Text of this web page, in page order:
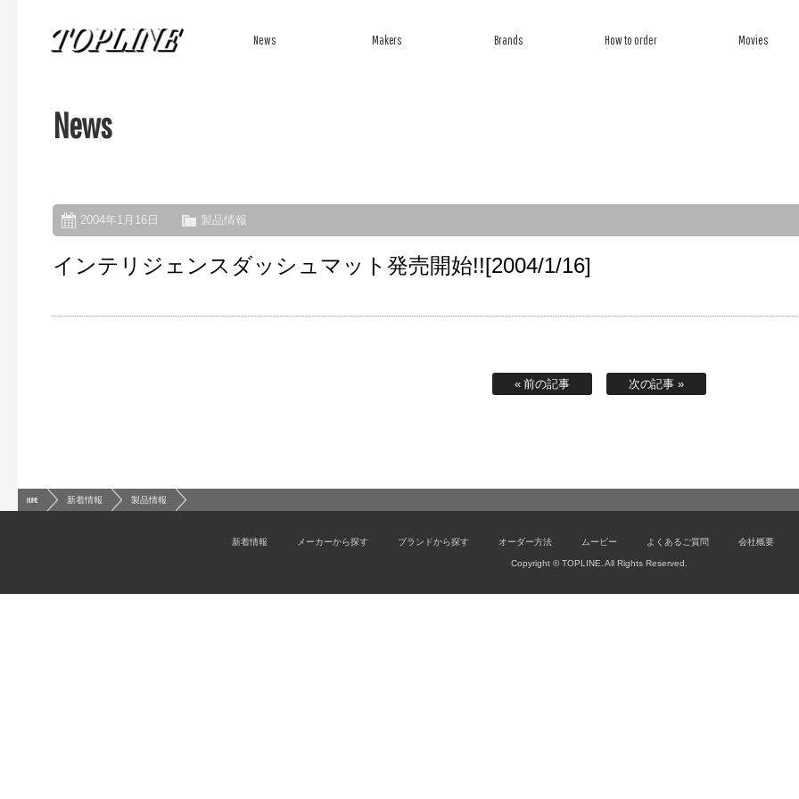
News Makers Brands How to order Movies
News
2004年1月16日 製品情報
インテリジェンスダッシュマット発売開始!![2004/1/16]
« 前の記事 次の記事 »
HOME 新着情報 製品情報
新着情報 メーカーから探す ブランドから探す オーダー方法 ムービー よくあるご質問 会社概要
Copyright © TOPLINE. All Rights Reserved.